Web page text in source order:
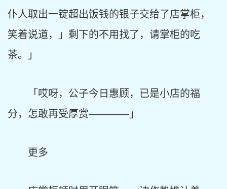
仆人取出一锭超出饭钱的银子交给了店掌柜，
笑着说道，」剩下的不用找了，请掌柜的吃
茶。」
「哎呀，公子今日惠顾，已是小店的福
分，怎敢再受厚赏————」
更多